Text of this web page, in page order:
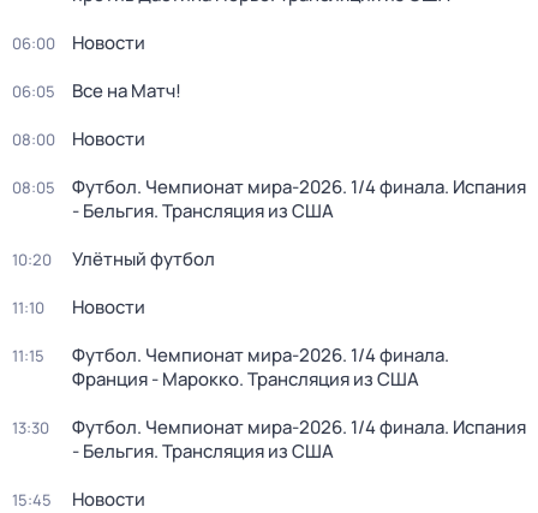
06:00 Новости
06:05 Все на Матч!
08:00 Новости
08:05
Футбол. Чемпионат мира-2026. 1/4 финала. Испания
- Бельгия. Трансляция из США
10:20 Улётный футбол
11:10 Новости
11:15
Футбол. Чемпионат мира-2026. 1/4 финала.
Франция - Марокко. Трансляция из США
13:30
Футбол. Чемпионат мира-2026. 1/4 финала. Испания
- Бельгия. Трансляция из США
15:45 Новости